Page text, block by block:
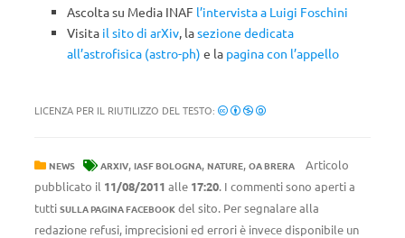
Ascolta su Media INAF l’intervista a Luigi Foschini
Visita il sito di arXiv, lasezione dedicata
all’astrofisica (astro-ph) e la pagina con l’appello
LICENZA PER IL RIUTILIZZO DEL TESTO:
NEWS ARXIV, IASF BOLOGNA, NATURE, OA BRERA
Articolo
pubblicato il 11/08/2011 alle 17:20. I commenti sono aperti a
tutti SULLA PAGINA FACEBOOK del sito. Per segnalare alla
redazione refusi, imprecisioni ed errori è invece disponibile un